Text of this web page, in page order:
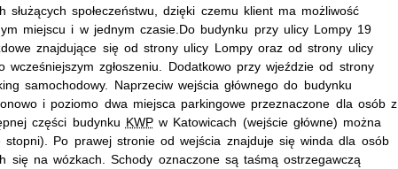
służących społeczeństwu, dzięki czemu klient ma możliwość
miejscu i w jednym czasie.Do budynku przy ulicy Lompy 19
znajdujące się od strony ulicy Lompy oraz od strony ulicy
wcześniejszym zgłoszeniu. Dodatkowo przy wjeździe od strony
samochodowy. Naprzeciw wejścia głównego do budynku
i poziomo dwa miejsca parkingowe przeznaczone dla osób z
części budynku KWPw Katowicach (wejście główne) można
Po prawej stronie od wejścia znajduje się winda dla osób
się na wózkach. Schody oznaczone są taśmą ostrzegawczą